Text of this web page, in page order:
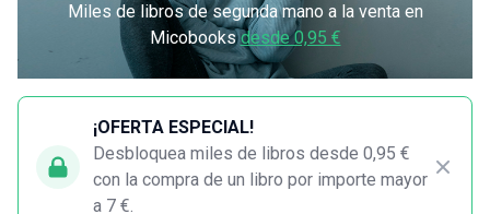
Miles de libros de segunda mano a la venta en
Micobooksdesde 0,95 €
¡OFERTA ESPECIAL!
Desbloquea miles de libros desde 0,95 €
con la compra de un libro por importe mayor
a 7 €.